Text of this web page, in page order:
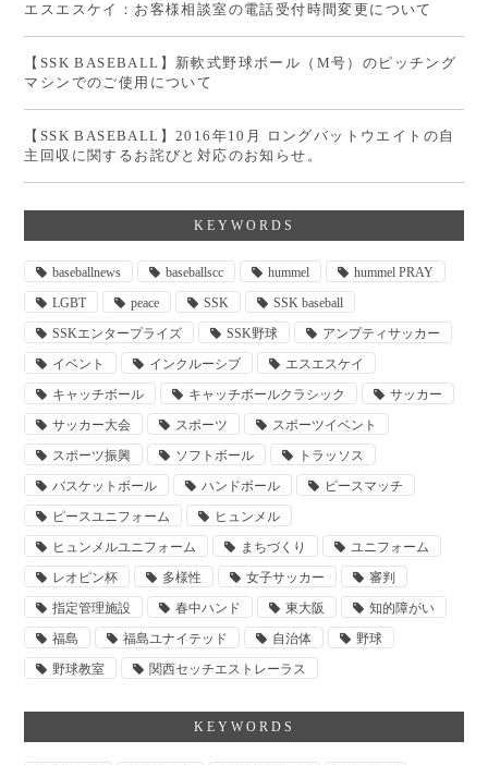
エスエスケイ：お客様相談室の電話受付時間変更について
【SSK BASEBALL】新軟式野球ボール（M号）のピッチング
マシンでのご使用について
【SSK BASEBALL】2016年10月 ロングバットウエイトの自
主回収に関するお詫びと対応のお知らせ。
KEYWORDS
baseballnews baseballscc hummel
hummel PRAY
LGBT
peace SSK
SSK baseball
SSKエンタープライズ
SSK野球
アンプティサッカー
イベント
インクルーシブ
エスエスケイ
キャッチボール
キャッチボールクラシック
サッカー
サッカー大会
スポーツ
スポーツイベント
スポーツ振興
ソフトボール
トラッソス
バスケットボール
ハンドボール
ピースマッチ
ピースユニフォーム
ヒュンメル
ヒュンメルユニフォーム
まちづくり
ユニフォーム
レオピン杯
多様性 女子サッカー
審判
指定管理施設
春中ハンド 東大阪
知的障がい
福島
福島ユナイテッド 自治体
野球
野球教室
関西セッチエストレーラス
KEYWORDS